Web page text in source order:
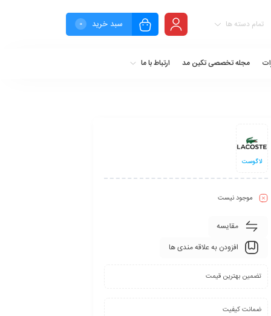
سبد خرید 0 تمام دسته ها
مجله تخصصی تکین مد ارتباط با ما
لاگوست
موجود نیست
مقایسه
افزودن به علاقه مندی ها
تضمین بهترین قیمت
ضمانت کیفیت